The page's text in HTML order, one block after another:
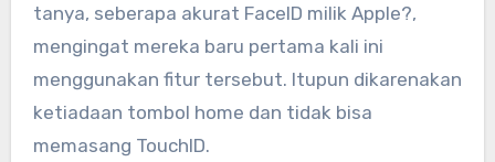
tanya, seberapa akurat FaceID milik Apple?,
mengingat mereka baru pertama kali ini
menggunakan fitur tersebut. Itupun dikarenakan
ketiadaan tombol home dan tidak bisa
memasang TouchID.